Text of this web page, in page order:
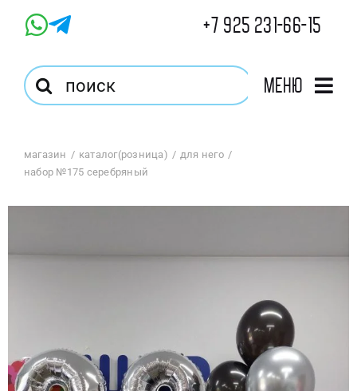
+7 925 231-66-15
Результат
поиска:
Меню
Магазин
магазин каталог(розница)
для него
набор №175 серебряный